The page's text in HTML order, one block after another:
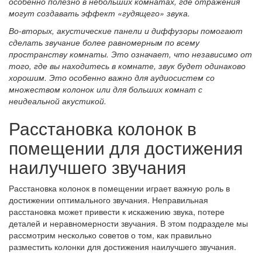
могут создавать эффект «гудящего» звука.
Во-вторых, акустические панели и диффузоры помогают
сделать звучание более равномерным по всему
пространству комнаты. Это означает, что независимо от
того, где вы находитесь в комнате, звук будет одинаково
хорошим. Это особенно важно для аудиосистем со
множеством колонок или для больших комнат с
неидеальной акустикой.
Расстановка колонок в
помещении для достижения
наилучшего звучания
Расстановка колонок в помещении играет важную роль в
достижении оптимального звучания. Неправильная
расстановка может привести к искажению звука, потере
деталей и неравномерности звучания. В этом подразделе мы
рассмотрим несколько советов о том, как правильно
разместить колонки для достижения наилучшего звучания.